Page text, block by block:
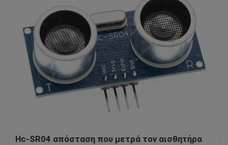
Hc-SR04 απόσταση που μετρά τον αισθητήρα